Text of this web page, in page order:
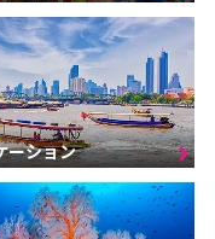
ーション